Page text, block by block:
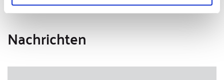
Nachrichten